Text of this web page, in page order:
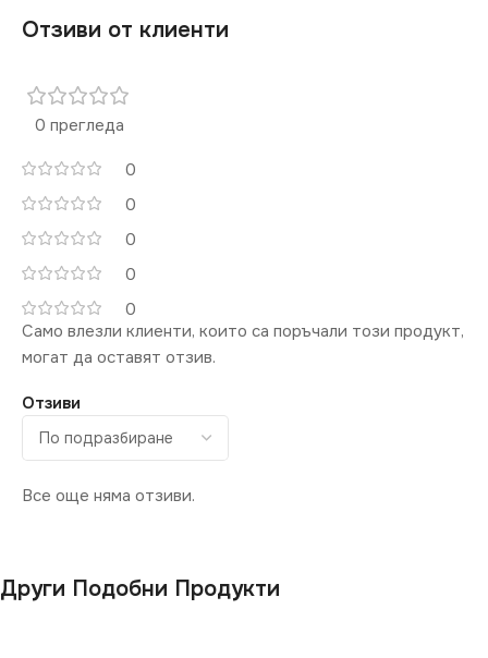
Отзиви от клиенти
0 прегледа
0
0
0
0
0
Отзиви
Все още няма отзиви.
Само влезли клиенти, които са поръчали този продукт,
могат да оставят отзив.
Други Подобни Продукти